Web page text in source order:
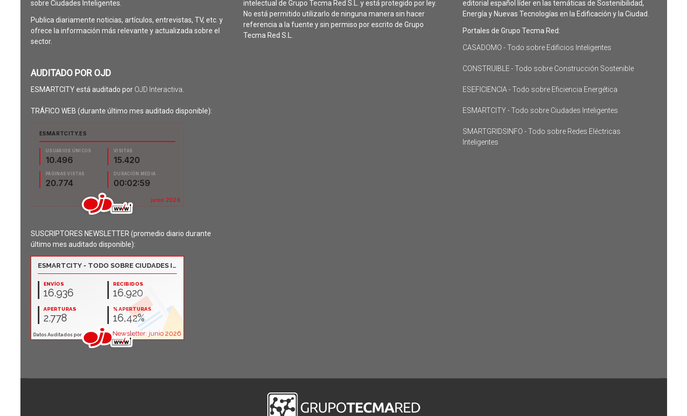
sobre Ciudades Inteligentes.
Publica diariamente noticias, artículos, entrevistas, TV, etc. y
ofrece la información más relevante y actualizada sobre el
sector.
AUDITADO POR OJD
ESMARTCITY está auditado por OJD Interactiva
TRÁFICO WEB (durante último mes auditado disponible):
SUSCRIPTORES NEWSLETTER (promedio diario durante
último mes auditado disponible):
intelectual de Grupo Tecma Red S.L. y está protegido por ley.
No está permitido utilizarlo de ninguna manera sin hacer
referencia a la fuente y sin permiso por escrito de Grupo
Tecma Red S.L.
editorial español líder en las temáticas de Sostenibilidad,
Energía y Nuevas Tecnologías en la Edificación y la Ciudad.
Portales de Grupo Tecma Red:
CASADOMO - Todo sobre Edificios Inteligentes
CONSTRUIBLE - Todo sobre Construcción Sostenible
ESEFICIENCIA - Todo sobre Eficiencia Energética
ESMARTCITY - Todo sobre Ciudades Inteligentes
SMARTGRIDSINFO - Todo sobre Redes Eléctricas
Inteligentes